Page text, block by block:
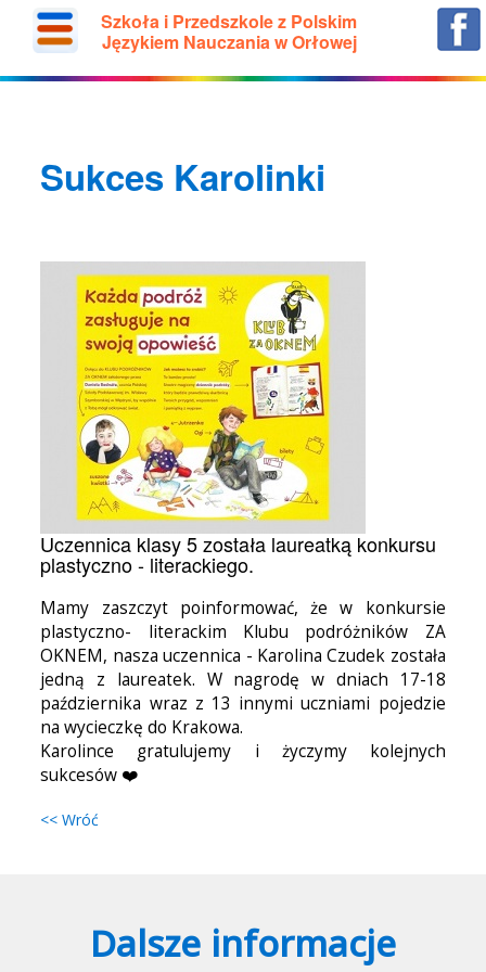
Szkoła i Przedszkole z Polskim
Językiem Nauczania w Orłowej
Sukces Karolinki
Uczennica klasy 5 została laureatką konkursu
plastyczno - literackiego.
Mamy zaszczyt poinformować, że w konkursie
plastyczno- literackim Klubu podróżników ZA
OKNEM, nasza uczennica - Karolina Czudek została
jedną z laureatek. W nagrodę w dniach 17-18
października wraz z 13 innymi uczniami pojedzie
na wycieczkę do Krakowa.
Karolince gratulujemy i życzymy kolejnych
sukcesów ❤️
<< Wróć
Dalsze informacje